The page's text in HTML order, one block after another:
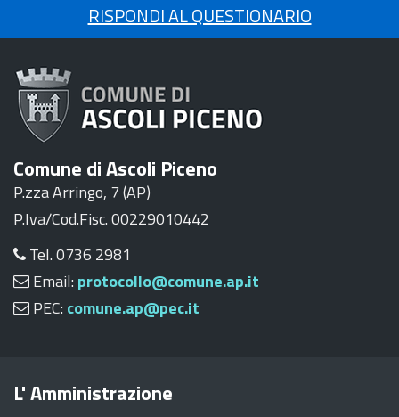
RISPONDI AL QUESTIONARIO
Comune di Ascoli Piceno
P.zza Arringo, 7 (AP)
P.Iva/Cod.Fisc. 00229010442
Tel. 0736 2981
Email: protocollo@comune.ap.it
PEC: comune.ap@pec.it
L' Amministrazione